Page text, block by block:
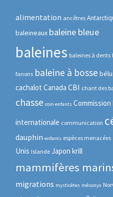
alimentation ancêtres
baleineaux baleine bleue
baleines baleines à dents
fanons baleine à bosse
cachalot Canada CBI chant des
chasse coin enfants
internationale communication
dauphin enfants espèces menacées
Unis Islande Japon krill
mammifères
migrations mysticètes mésonyx